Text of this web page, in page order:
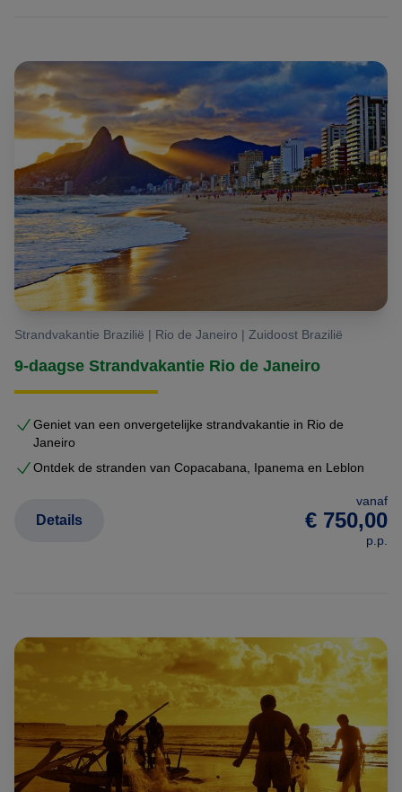
Strandvakantie Brazilië | Rio de Janeiro | Zuidoost Brazilië
9-daagse Strandvakantie Rio de Janeiro
Geniet van een onvergetelijke strandvakantie in Rio de
Janeiro
Ontdek de stranden van Copacabana, Ipanema en Leblon
vanaf
€ 750,00
p.p.
Details